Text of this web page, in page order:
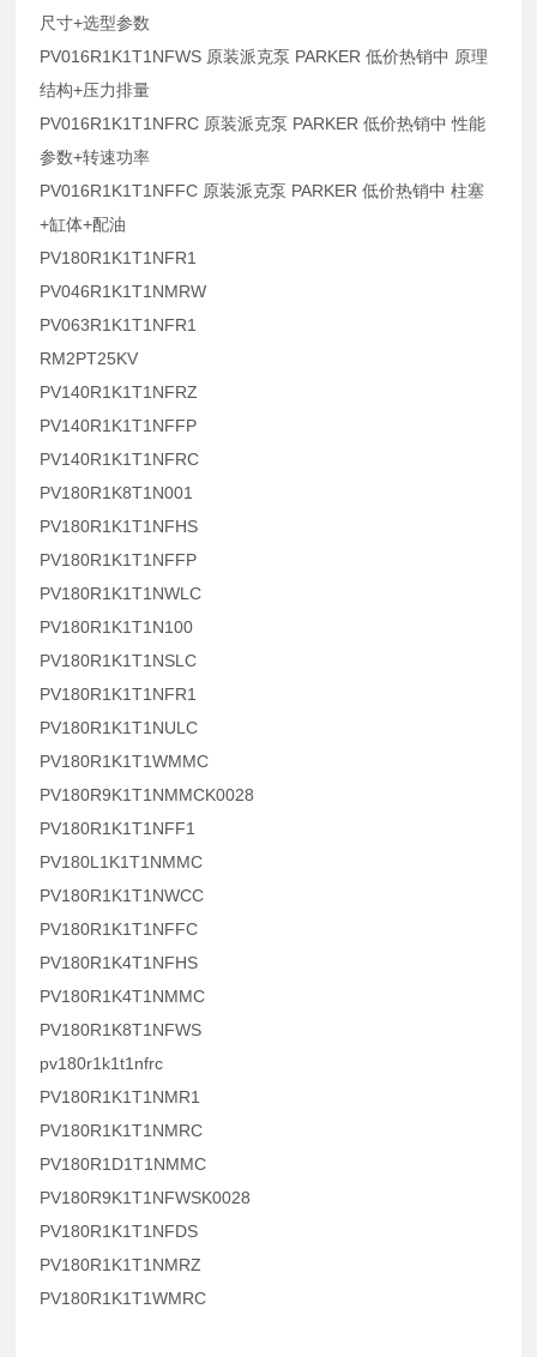
尺寸+选型参数
PV016R1K1T1NFWS 原装派克泵 PARKER 低价热销中 原理
结构+压力排量
PV016R1K1T1NFRC 原装派克泵 PARKER 低价热销中 性能
参数+转速功率
PV016R1K1T1NFFC 原装派克泵 PARKER 低价热销中 柱塞
+缸体+配油
PV180R1K1T1NFR1
PV046R1K1T1NMRW
PV063R1K1T1NFR1
RM2PT25KV
PV140R1K1T1NFRZ
PV140R1K1T1NFFP
PV140R1K1T1NFRC
PV180R1K8T1N001
PV180R1K1T1NFHS
PV180R1K1T1NFFP
PV180R1K1T1NWLC
PV180R1K1T1N100
PV180R1K1T1NSLC
PV180R1K1T1NFR1
PV180R1K1T1NULC
PV180R1K1T1WMMC
PV180R9K1T1NMMCK0028
PV180R1K1T1NFF1
PV180L1K1T1NMMC
PV180R1K1T1NWCC
PV180R1K1T1NFFC
PV180R1K4T1NFHS
PV180R1K4T1NMMC
PV180R1K8T1NFWS
pv180r1k1t1nfrc
PV180R1K1T1NMR1
PV180R1K1T1NMRC
PV180R1D1T1NMMC
PV180R9K1T1NFWSK0028
PV180R1K1T1NFDS
PV180R1K1T1NMRZ
PV180R1K1T1WMRC